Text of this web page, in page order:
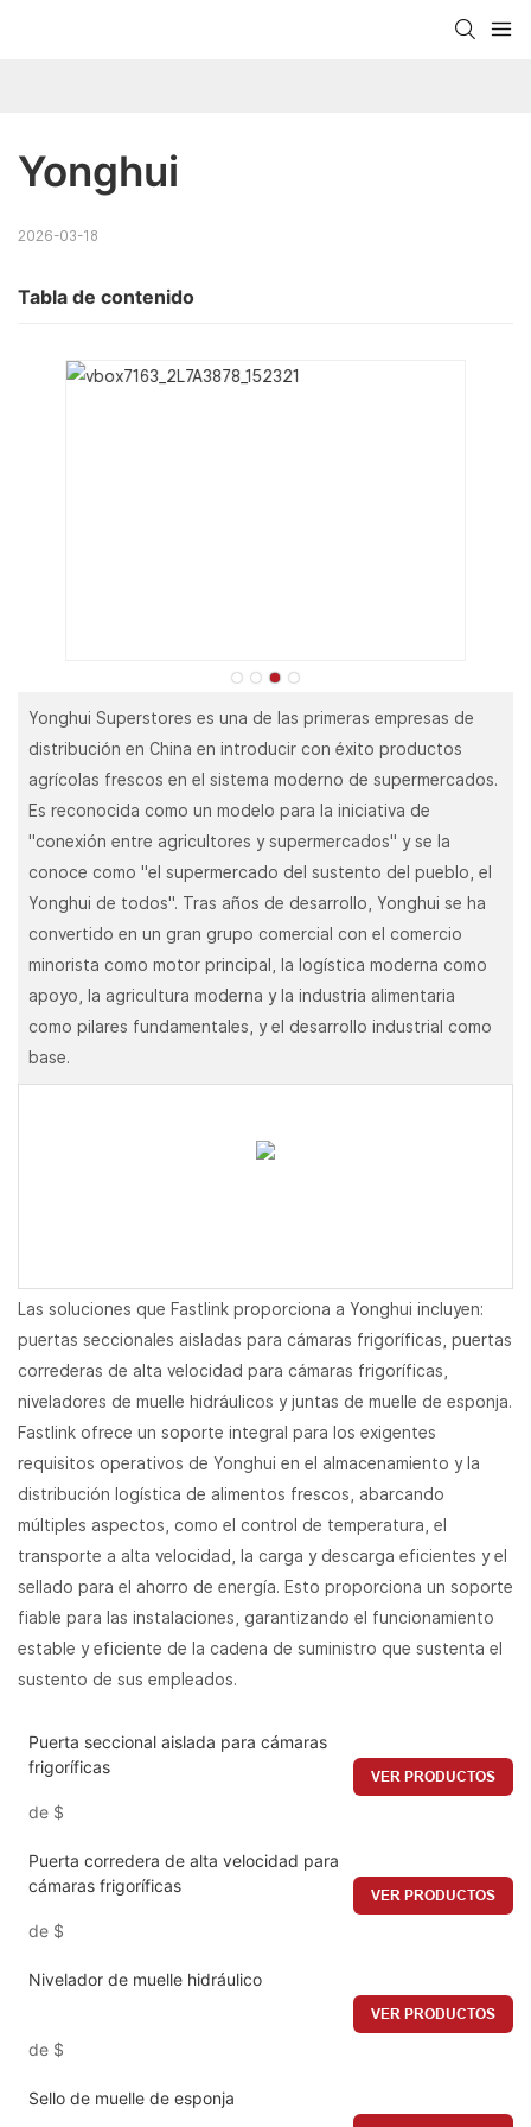
Yonghui
2026-03-18
Tabla de contenido
Yonghui Superstores es una de las primeras empresas de
distribución en China en introducir con éxito productos
agrícolas frescos en el sistema moderno de supermercados.
Es reconocida como un modelo para la iniciativa de
"conexión entre agricultores y supermercados" y se la
conoce como "el supermercado del sustento del pueblo, el
Yonghui de todos". Tras años de desarrollo, Yonghui se ha
convertido en un gran grupo comercial con el comercio
minorista como motor principal, la logística moderna como
apoyo, la agricultura moderna y la industria alimentaria
como pilares fundamentales, y el desarrollo industrial como
base.
Las soluciones que Fastlink proporciona a Yonghui incluyen:
puertas seccionales aisladas para cámaras frigoríficas, puertas
correderas de alta velocidad para cámaras frigoríficas,
niveladores de muelle hidráulicos y juntas de muelle de esponja.
Fastlink ofrece un soporte integral para los exigentes
requisitos operativos de Yonghui en el almacenamiento y la
distribución logística de alimentos frescos, abarcando
múltiples aspectos, como el control de temperatura, el
transporte a alta velocidad, la carga y descarga eficientes y el
sellado para el ahorro de energía. Esto proporciona un soporte
fiable para las instalaciones, garantizando el funcionamiento
estable y eficiente de la cadena de suministro que sustenta el
sustento de sus empleados.
Puerta seccional aislada para cámaras
frigoríficas
de $
VER PRODUCTOS
Puerta corredera de alta velocidad para
cámaras frigoríficas
de $
VER PRODUCTOS
Nivelador de muelle hidráulico
de $
VER PRODUCTOS
Sello de muelle de esponja